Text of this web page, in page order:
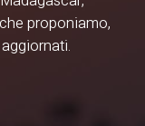
proponiamo,